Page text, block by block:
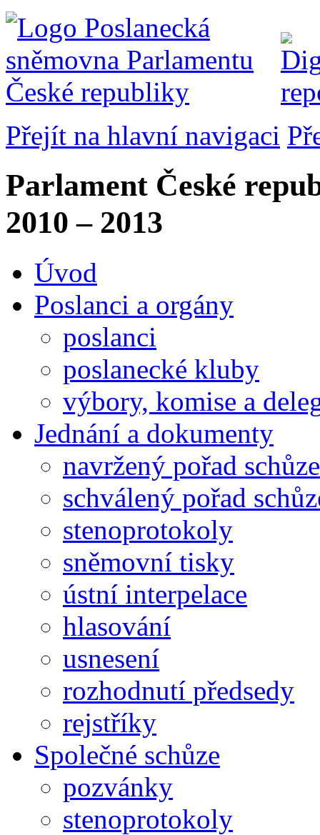
Přejít na hlavní navigaci
Parlament České
2010 – 2013
Úvod
Poslanci a orgány
poslanci
poslanecké kluby
výbory, komise a
Jednání a dokumenty
navržený pořad schůze
schválený pořad
stenoprotokoly
sněmovní tisky
ústní interpelace
hlasování
usnesení
rozhodnutí předsedy
rejstříky
Společné schůze
pozvánky
stenoprotokoly